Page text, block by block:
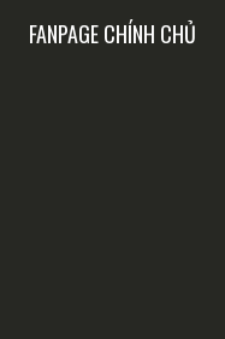
FANPAGE CHÍNH CHỦ